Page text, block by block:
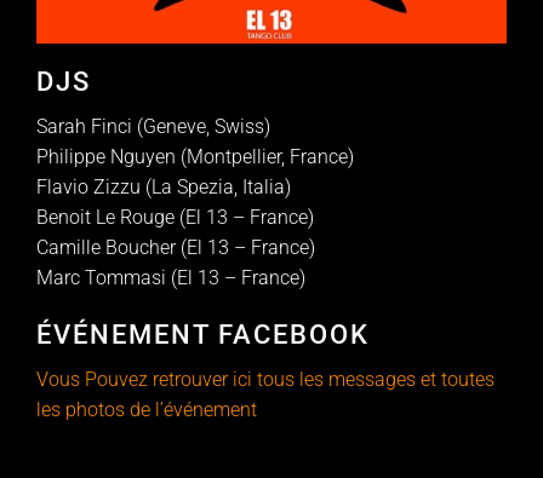
DJS
Sarah Finci (Geneve, Swiss)
Philippe Nguyen (Montpellier, France)
Flavio Zizzu (La Spezia, Italia)
Benoit Le Rouge (El 13 – France)
Camille Boucher (El 13 – France)
Marc Tommasi (El 13 – France)
ÉVÉNEMENT FACEBOOK
Vous Pouvez retrouver ici tous les messages et toutes
les photos de l’événement